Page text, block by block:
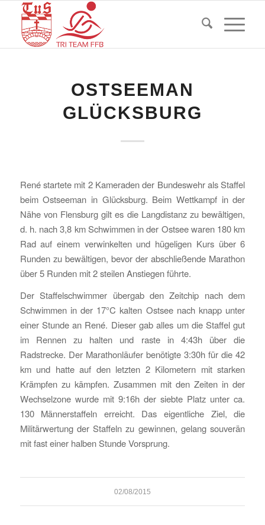
OSTSEEMAN
GLÜCKSBURG
René startete mit 2 Kameraden der Bundeswehr als Staffel
beim Ostseeman in Glücksburg. Beim Wettkampf in der
Nähe von Flensburg gilt es die Langdistanz zu bewältigen,
d. h. nach 3,8 km Schwimmen in der Ostsee waren 180 km
Rad auf einem verwinkelten und hügeligen Kurs über 6
Runden zu bewältigen, bevor der abschließende Marathon
über 5 Runden mit 2 steilen Anstiegen führte.
Der Staffelschwimmer übergab den Zeitchip nach dem
Schwimmen in der 17°C kalten Ostsee nach knapp unter
einer Stunde an René. Dieser gab alles um die Staffel gut
im Rennen zu halten und raste in 4:43h über die
Radstrecke. Der Marathonläufer benötigte 3:30h für die 42
km und hatte auf den letzten 2 Kilometern mit starken
Krämpfen zu kämpfen. Zusammen mit den Zeiten in der
Wechselzone wurde mit 9:16h der siebte Platz unter ca.
130 Männerstaffeln erreicht. Das eigentliche Ziel, die
Militärwertung der Staffeln zu gewinnen, gelang souverän
mit fast einer halben Stunde Vorsprung.
02/08/2015